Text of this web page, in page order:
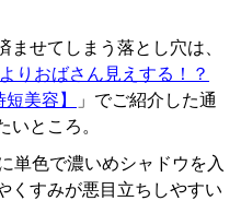
せてしまう落とし穴は、
りおばさん見えする！？
美容】
」でご紹介した通
いところ。
単色で濃いめシャドウを入
くすみが悪目立ちしやすい